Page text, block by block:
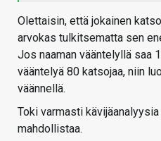
Olettaisin, että jokainen
arvokas tulkitsematta sen
Jos naaman vääntelyllä saa
vääntelyä 80 katsojaa, niin
väännellä.
Toki varmasti
mahdollistaa.